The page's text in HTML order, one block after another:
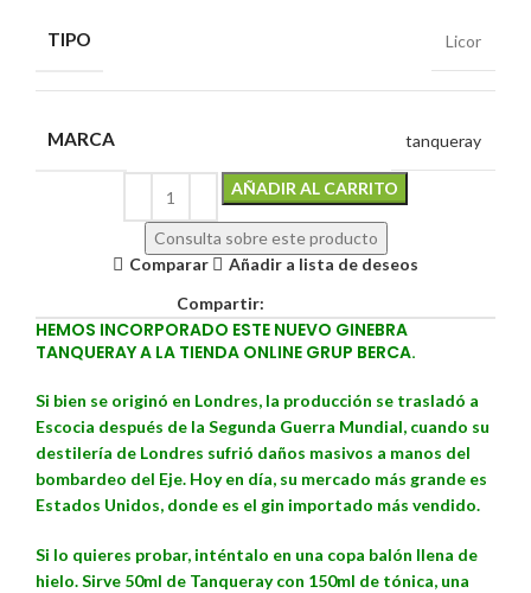
TIPO Licor
MARCA tanqueray
AÑADIR AL CARRITO
Consulta sobre este producto
Comparar
Añadir a lista de deseos
Compartir:
HEMOS INCORPORADO ESTE NUEVO GINEBRA
TANQUERAY A LA TIENDA ONLINE GRUP BERCA.
Si bien se originó en Londres, la producción se trasladó a
Escocia después de la Segunda Guerra Mundial, cuando su
destilería de Londres sufrió daños masivos a manos del
bombardeo del Eje. Hoy en día, su mercado más grande es
Estados Unidos, donde es el gin importado más vendido.
Si lo quieres probar, inténtalo en una copa balón llena de
hielo. Sirve 50ml de Tanqueray con 150ml de tónica, una